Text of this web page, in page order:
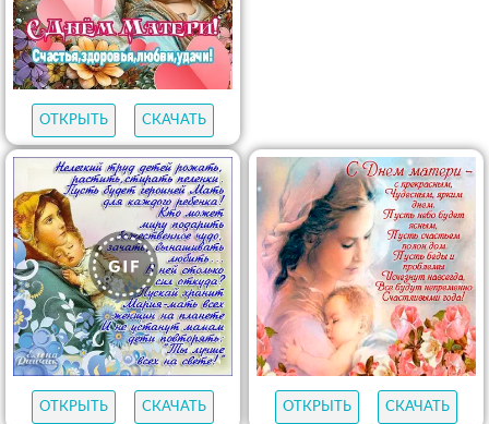
ОТКРЫТЬ СКАЧАТЬ
ОТКРЫТЬ СКАЧАТЬ ОТКРЫТЬ СКАЧАТЬ